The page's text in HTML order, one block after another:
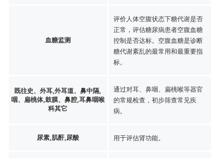
血糖监测
评价人体空腹状态下糖代谢是否
正常，评估糖尿病患者空腹血糖
控制是否达标。空腹血糖是诊断
糖代谢紊乱的最常用和最重要指
标。
既往史、外耳,外耳道、鼻中隔,
咽、扁桃体,鼓膜、鼻腔,耳鼻咽喉
科其它
通过对耳、鼻咽、扁桃喉等器官
的常规检查，初步筛查常见疾
病。
尿素,肌酐,尿酸 用于评估肾功能。